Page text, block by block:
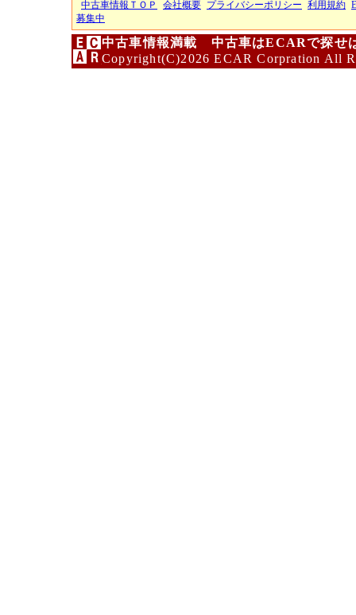
中古車情報ＴＯＰ 会社概要 プライバシーポリシー 利用規約
募集中
中古車情報満載 中古車はECARで探せ
Copyright(C)2026 ECAR Corpration All